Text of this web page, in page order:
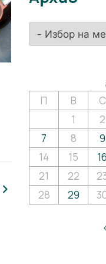
Архив
П
В С
1
2
7
8 9
14
15 16
21
22
28
29